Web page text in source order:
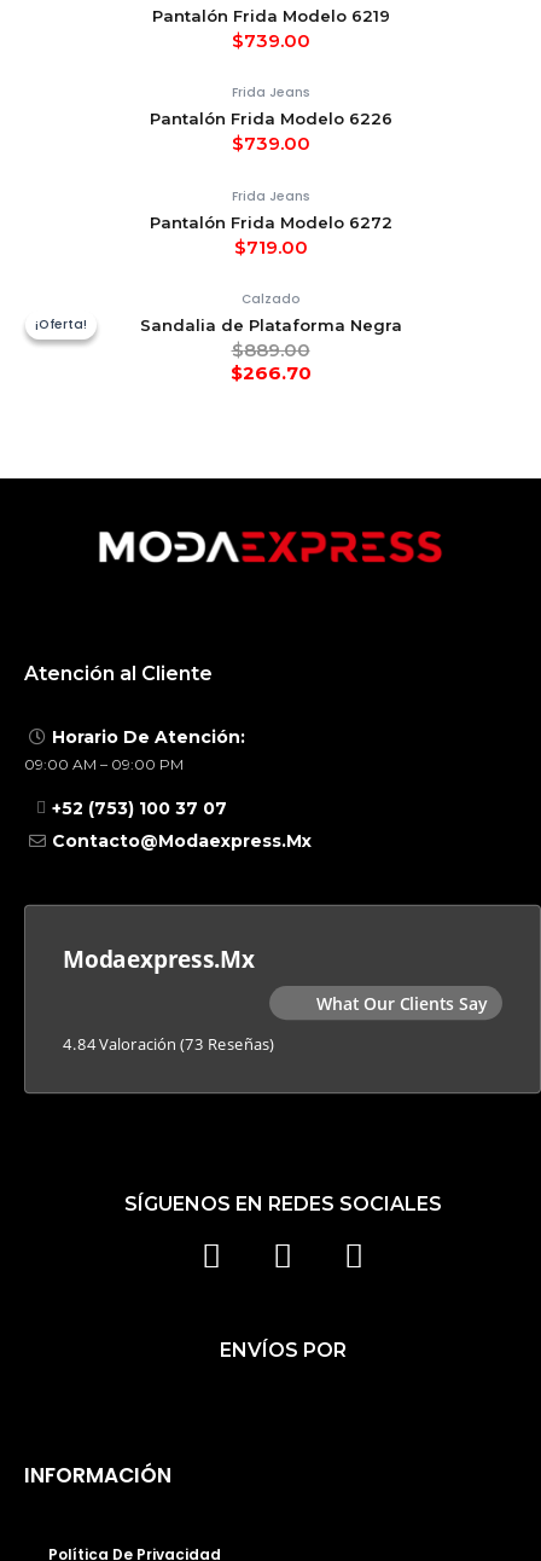
Pantalón Frida Modelo 6219
$739.00
Frida Jeans
Pantalón Frida Modelo 6226
$739.00
Frida Jeans
Pantalón Frida Modelo 6272
$719.00
¡Oferta!
¡Oferta!
Calzado
Sandalia de Plataforma Negra
$889.00
$266.70
INFORMACIÓN
Política De Privacidad
SÍGUENOS EN REDES SOCIALES
F
C
E
I
S
T
T
ENVÍOS POR
Atención al Cliente
Horario De Atención:
09:00 AM – 09:00 PM
+52 (753) 100 37 07
Contacto@modaexpress.mx
Modaexpress.mx
What Our Clients Say
4.84 Valoración (73 Reseñas)